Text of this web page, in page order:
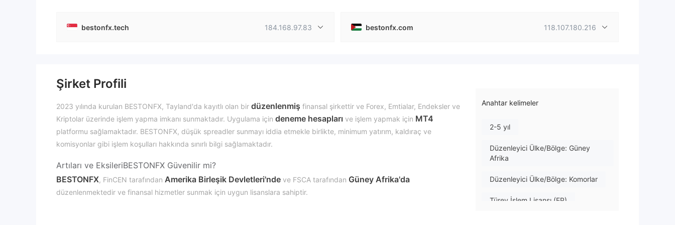
bestonfx.tech 184.168.97.83 bestonfx.com 118.107.180.216
Şirket Profili
2023 yılında kurulan BESTONFX, Tayland'da kayıtlı olan bir düzenlenmiş finansal şirkettir ve Forex, Emtialar, Endeksler ve
Kriptolar üzerinde işlem yapma imkanı sunmaktadır. Uygulama için deneme hesapları ve işlem yapmak için MT4
platformu sağlamaktadır. BESTONFX, düşük spreadler sunmayı iddia etmekle birlikte, minimum yatırım, kaldıraç ve
komisyonlar gibi işlem koşulları hakkında sınırlı bilgi sağlamaktadır.
Artıları ve EksileriBESTONFX Güvenilir mi?
BESTONFX, FinCEN tarafından Amerika Birleşik Devletleri'nde ve FSCA tarafından Güney Afrika'da
düzenlenmektedir ve finansal hizmetler sunmak için uygun lisanslara sahiptir.
Anahtar kelimeler
2-5 yıl
Düzenleyici Ülke/Bölge: Güney
Afrika
Düzenleyici Ülke/Bölge: Komorlar
Türev İşlem Lisansı (EP)